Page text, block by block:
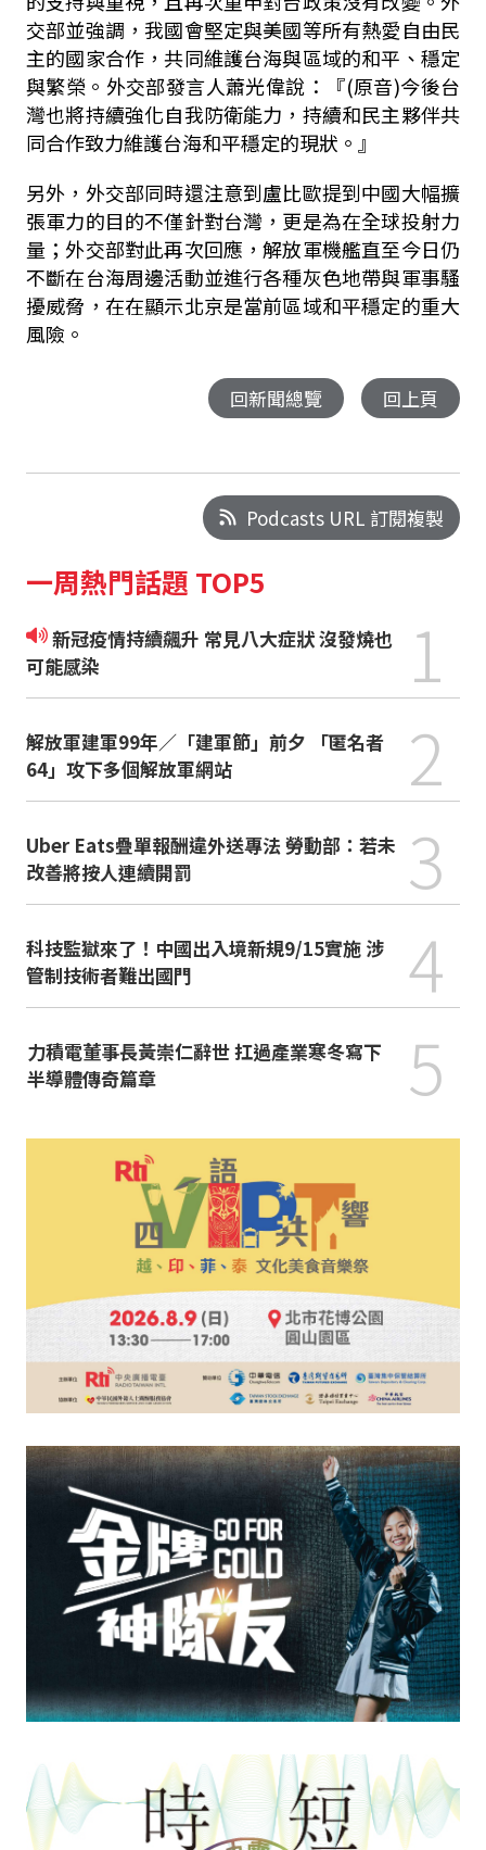
交部並強調，我國會堅定與美國等所有熱愛自由民
主的國家合作，共同維護台海與區域的和平、穩定
與繁榮。外交部發言人蕭光偉說：『(原音)今後台
灣也將持續強化自我防衛能力，持續和民主夥伴共
同合作致力維護台海和平穩定的現狀。』
另外，外交部同時還注意到盧比歐提到中國大幅擴
張軍力的目的不僅針對台灣，更是為在全球投射力
量；外交部對此再次回應，解放軍機艦直至今日仍
不斷在台海周邊活動並進行各種灰色地帶與軍事騷
擾威脅，在在顯示北京是當前區域和平穩定的重大
風險。
回新聞總覽 回上頁
Podcasts URL 訂閱複製
一周熱門話題 TOP5
新冠疫情持續飆升 常見八大症狀 沒發燒也
可能感染
1
解放軍建軍99年／「建軍節」前夕 「匿名者
64」攻下多個解放軍網站
2
Uber Eats疊單報酬違外送專法 勞動部：若未
改善將按人連續開罰
3
科技監獄來了！中國出入境新規9/15實施 涉
管制技術者難出國門
4
力積電董事長黃崇仁辭世 扛過產業寒冬寫下
半導體傳奇篇章
5